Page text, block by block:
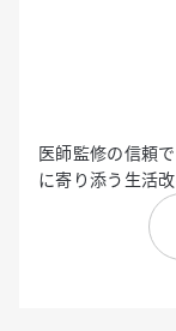
医師監修の信頼
に寄り添う生活